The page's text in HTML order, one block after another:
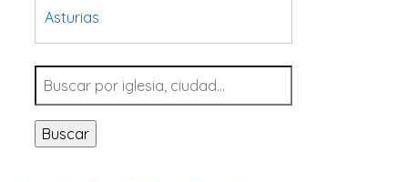
Asturias
Tarragona
Navarra
Valladolid
Sevilla
Buscar